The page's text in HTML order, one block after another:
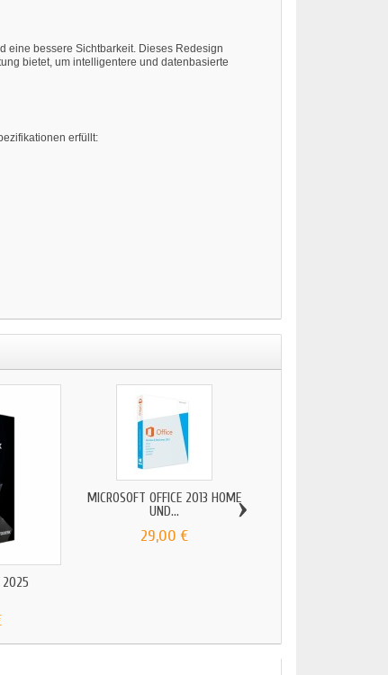
eine bessere Sichtbarkeit. Dieses Redesign
bietet, um intelligentere und datenbasierte
erfüllt:
2025
MICROSOFT OFFICE 2013 HOME
UND...
29,00 €
›